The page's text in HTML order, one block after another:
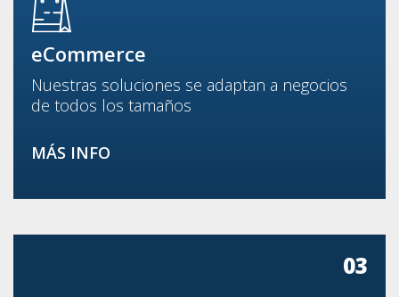
eCommerce
Nuestras soluciones se adaptan a negocios
de todos los tamaños
MÁS INFO
03